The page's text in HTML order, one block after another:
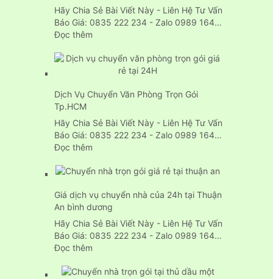
gói
24H
Hãy Chia Sẻ Bài Viết Này - Liên Hệ Tư Vấn
Báo Giá: 0835 222 234 - Zalo 0989 164…
Đọc thêm:
vụ
xe
chở
hàng
24H
Dịch Vụ Chuyển Văn Phòng Trọn Gói
Tp.HCM
Hãy Chia Sẻ Bài Viết Này - Liên Hệ Tư Vấn
Báo Giá: 0835 222 234 - Zalo 0989 164…
Đọc thêm:
Vụ
Văn
Phòng
Trọn
Gói
Giá dịch vụ chuyển nhà của 24h tại Thuận
An bình dương
Hãy Chia Sẻ Bài Viết Này - Liên Hệ Tư Vấn
Báo Giá: 0835 222 234 - Zalo 0989 164…
Đọc thêm:
dịch